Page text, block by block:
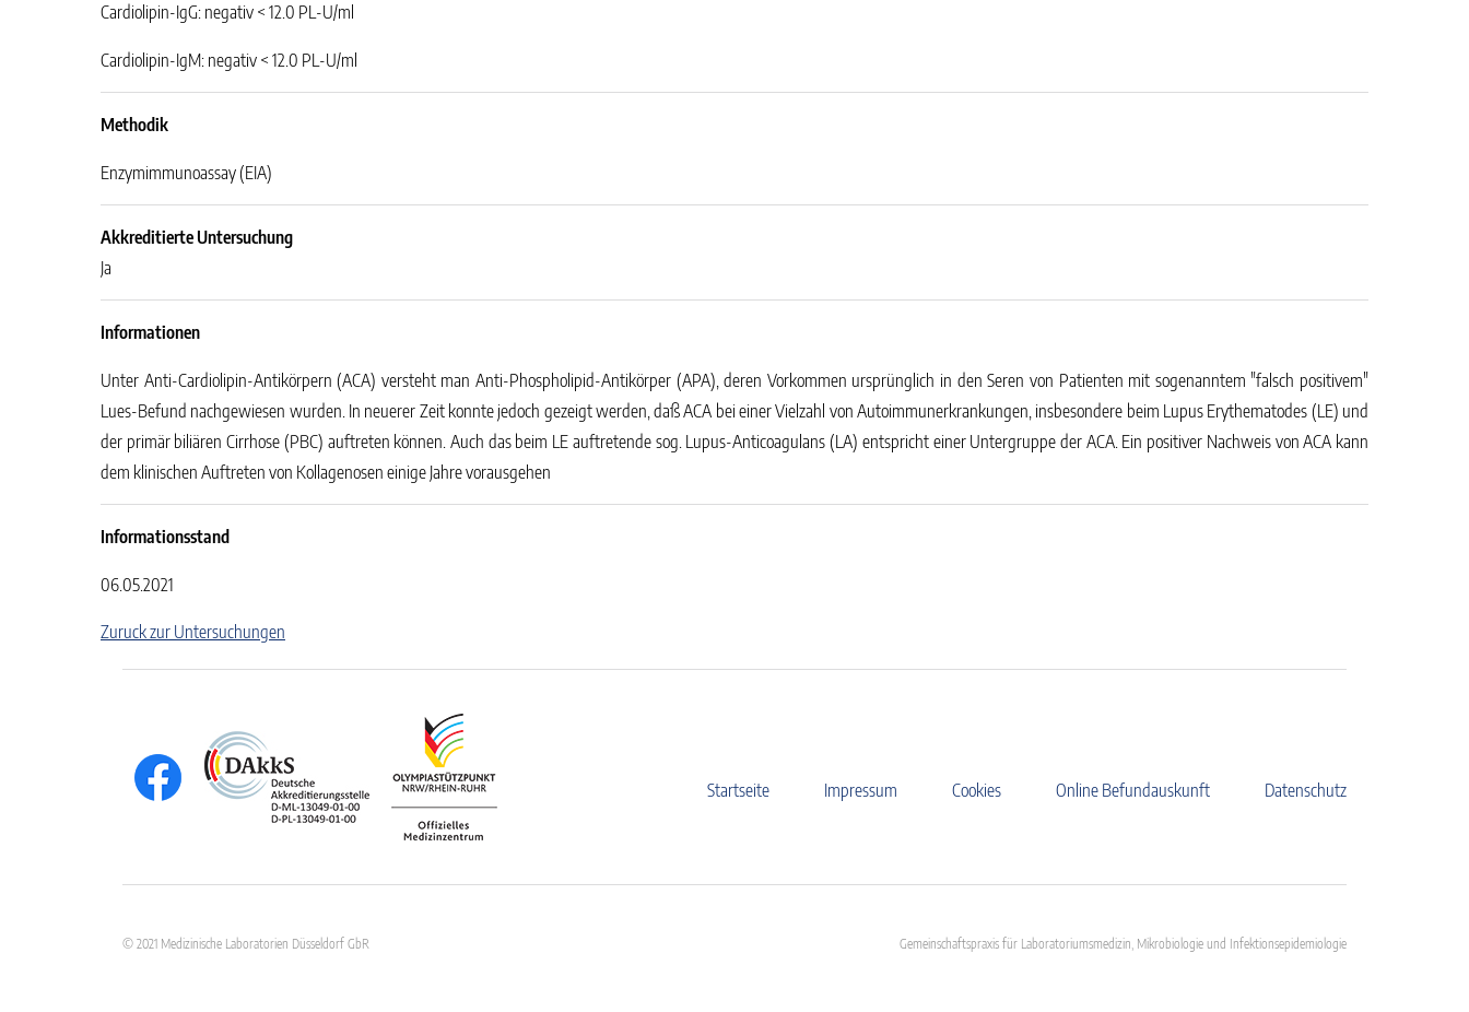
Cardiolipin-IgG: negativ < 12.0 PL-U/ml
Cardiolipin-IgM: negativ < 12.0 PL-U/ml
Methodik
Enzymimmunoassay (EIA)
Akkreditierte Untersuchung
Ja
Informationen
Unter Anti-Cardiolipin-Antikörpern (ACA) versteht man Anti-Phospholipid-Antikörper (APA), deren Vorkommen ursprünglich in den Seren von Patienten mit sogenanntem "falsch positivem"
Lues-Befund nachgewiesen wurden. In neuerer Zeit konnte jedoch gezeigt werden, daß ACA bei einer Vielzahl von Autoimmunerkrankungen, insbesondere beim Lupus Erythematodes (LE) und
der primär biliären Cirrhose (PBC) auftreten können. Auch das beim LE auftretende sog. Lupus-Anticoagulans (LA) entspricht einer Untergruppe der ACA. Ein positiver Nachweis von ACA kann
dem klinischen Auftreten von Kollagenosen einige Jahre vorausgehen
Informationsstand
06.05.2021
Zuruck zur Untersuchungen
Startseite Impressum Cookies Online Befundauskunft Datenschutz
© 2021 Medizinische Laboratorien Düsseldorf GbR Gemeinschaftspraxis für Laboratoriumsmedizin, Mikrobiologie und Infektionsepidemiologie